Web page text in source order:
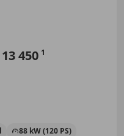
450 1
88 kW (120 PS)